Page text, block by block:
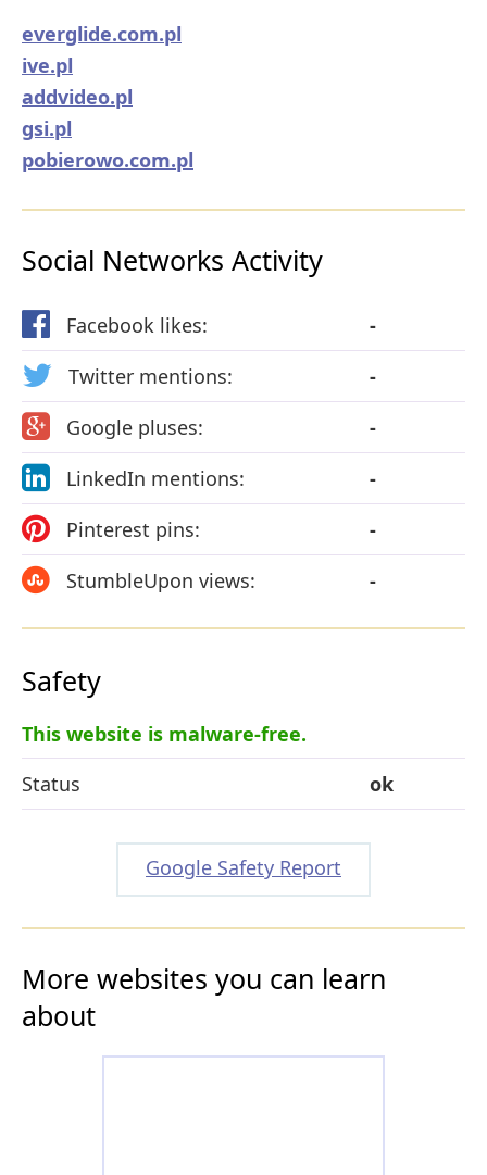
everglide.com.pl
ive.pl
addvideo.pl
gsi.pl
pobierowo.com.pl
Social Networks Activity
Facebook likes:
-
Twitter mentions:
-
Google pluses:
-
LinkedIn mentions:
-
Pinterest pins:
-
StumbleUpon views:
-
Safety
This website is malware-free.
Status
ok
Google Safety Report
More websites you can learn
about